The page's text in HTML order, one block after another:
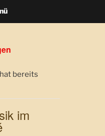
bereits
im